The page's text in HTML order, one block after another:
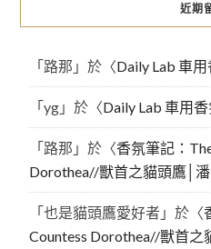
近期
「路那 」於〈Daily Lab 車用
「yg」於〈Daily Lab 車用香
「路那 」於〈香氛筆記：
Dorothea//獸首之貓頭鷹│
「也是貓頭鷹愛好者」於〈
Countess Dorothea//獸首之